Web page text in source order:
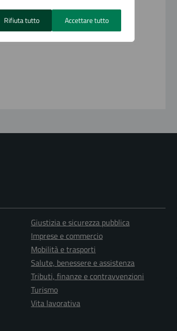
Rifiuta tutto Accettare tutto
Giustizia e sicurezza pubblica
Imprese e commercio
Mobilità e trasporti
Salute, benessere e assistenza
Tributi, finanze e contravvenzioni
Turismo
Vita lavorativa